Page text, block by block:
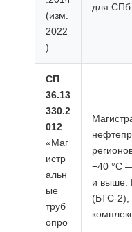
(изм.
2022
)
для СПб
СП
36.13
330.2
012
«Маг
истр
альн
ые
труб
опро
−40 °C
и выше.
(БТС-2),